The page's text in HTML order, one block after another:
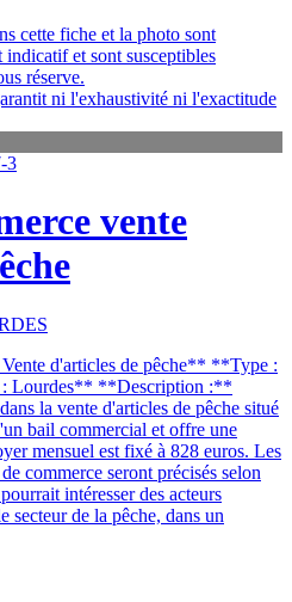
cette fiche et la photo sont
et sont susceptibles
réserve.
ni l'exhaustivité ni l'exactitude
3
vente
d'articles de pêche** **Type :
Lourdes** **Description :**
la vente d'articles de pêche situé
bail commercial et offre une
mensuel est fixé à 828 euros. Les
commerce seront précisés selon
intéresser des acteurs
secteur de la pêche, dans un